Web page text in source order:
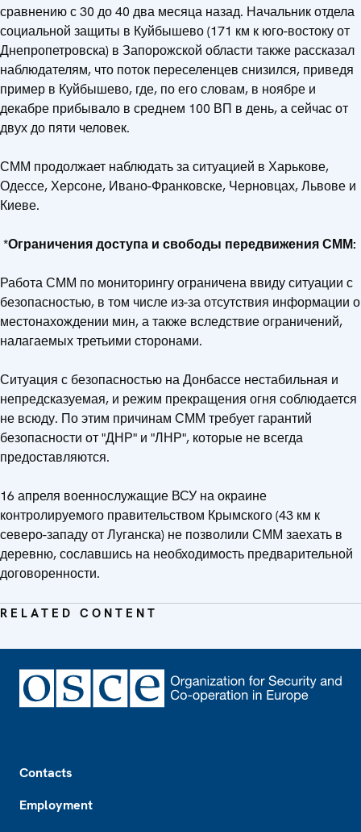
сравнению с 30 до 40 два месяца назад. Начальник отдела
социальной защиты в Куйбышево (171 км к юго-востоку от
Днепропетровска) в Запорожской области также рассказал
наблюдателям, что поток переселенцев снизился, приведя
пример в Куйбышево, где, по его словам, в ноябре и
декабре прибывало в среднем 100 ВП в день, а сейчас от
двух до пяти человек.
СММ продолжает наблюдать за ситуацией в Харькове,
Одессе, Херсоне, Ивано-Франковске, Черновцах, Львове и
Киеве.
*Ограничения доступа и свободы передвижения СММ:
Работа СММ по мониторингу ограничена ввиду ситуации с
безопасностью, в том числе из-за отсутствия информации о
местонахождении мин, а также вследствие ограничений,
налагаемых третьими сторонами.
Ситуация с безопасностью на Донбассе нестабильная и
непредсказуемая, и режим прекращения огня соблюдается
не всюду. По этим причинам СММ требует гарантий
безопасности от "ДНР" и "ЛНР", которые не всегда
предоставляются.
16 апреля военнослужащие ВСУ на окраине
контролируемого правительством Крымского (43 км к
северо-западу от Луганска) не позволили СММ заехать в
деревню, сославшись на необходимость предварительной
договоренности.
RELATED CONTENT
Contacts
Employment